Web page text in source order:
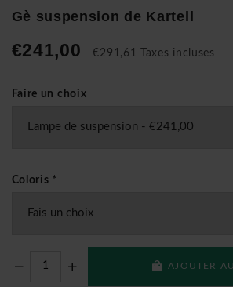
Gè suspension de Kartell
€241,00 €291,61 Taxes incluses
Faire un choix
Coloris *
AJOUTER